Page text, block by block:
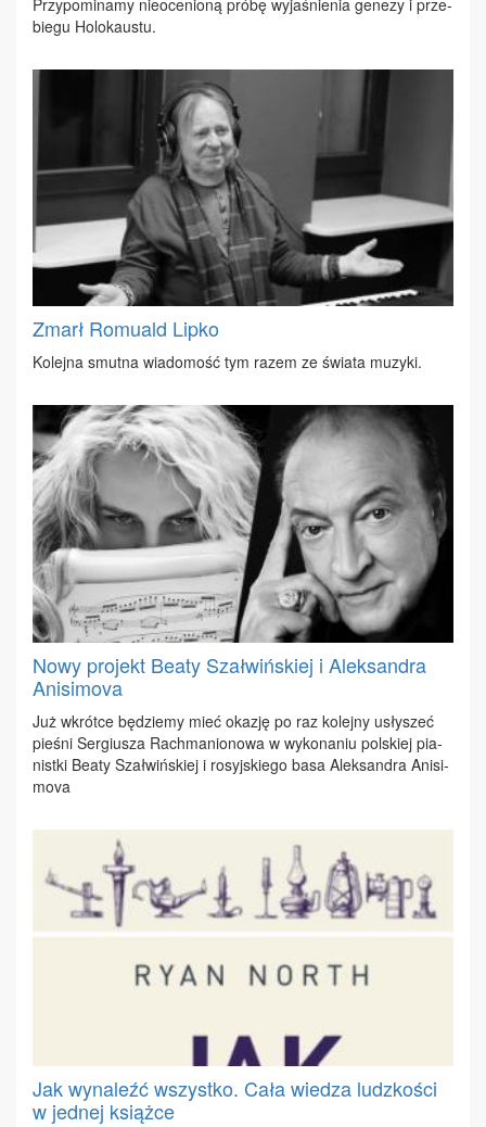
bie­gu Ho­lo­kau­stu.
Zmarł Romuald Lipko
Ko­lej­na smut­na wia­do­mość tym ra­zem ze świa­ta mu­zy­ki.
Nowy projekt Beaty Szałwińskiej i Aleksandra
Anisimova
Już wkrót­ce bę­dzie­my mieć oka­zję po raz ko­lej­ny usły­szeć
pie­śni Ser­giu­sza Rach­ma­nio­no­wa w wy­ko­na­niu pol­skiej pia­
nist­ki Be­aty Szał­wiń­skiej i ro­syj­skie­go ba­sa Alek­san­dra Ani­si­
mo­va
Jak wynaleźć wszystko. Cała wiedza ludzkości
w jednej książce